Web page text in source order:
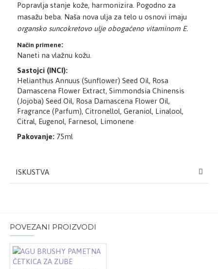
Popravlja stanje kože, harmonizira. Pogodno za
masažu beba. Naša nova ulja za telo u osnovi imaju
organsko suncokretovo ulje obogaćeno vitaminom E.
Način primene:
Naneti na vlažnu kožu.
Sastojci (INCI):
Helianthus Annuus (Sunflower) Seed Oil, Rosa
Damascena Flower Extract, Simmondsia Chinensis
(Jojoba) Seed Oil, Rosa Damascena Flower Oil,
Fragrance (Parfum), Citronellol, Geraniol, Linalool,
Citral, Eugenol, Farnesol, Limonene
Pakovanje: 75ml
ISKUSTVA
POVEZANI PROIZVODI